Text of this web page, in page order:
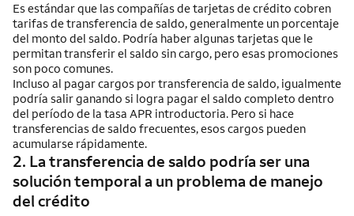
Es estándar que las compañías de tarjetas de crédito cobren
tarifas de transferencia de saldo, generalmente un porcentaje
del monto del saldo. Podría haber algunas tarjetas que le
permitan transferir el saldo sin cargo, pero esas promociones
son poco comunes.
Incluso al pagar cargos por transferencia de saldo, igualmente
podría salir ganando si logra pagar el saldo completo dentro
del período de la tasa APR introductoria. Pero si hace
transferencias de saldo frecuentes, esos cargos pueden
acumularse rápidamente.
2. La transferencia de saldo podría ser una
solución temporal a un problema de manejo
del crédito